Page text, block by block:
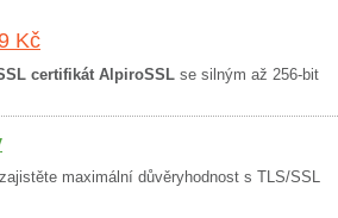
Kč
certifikát AlpiroSSL se silným až 256-bit
maximální důvěryhodnost s TLS/SSL